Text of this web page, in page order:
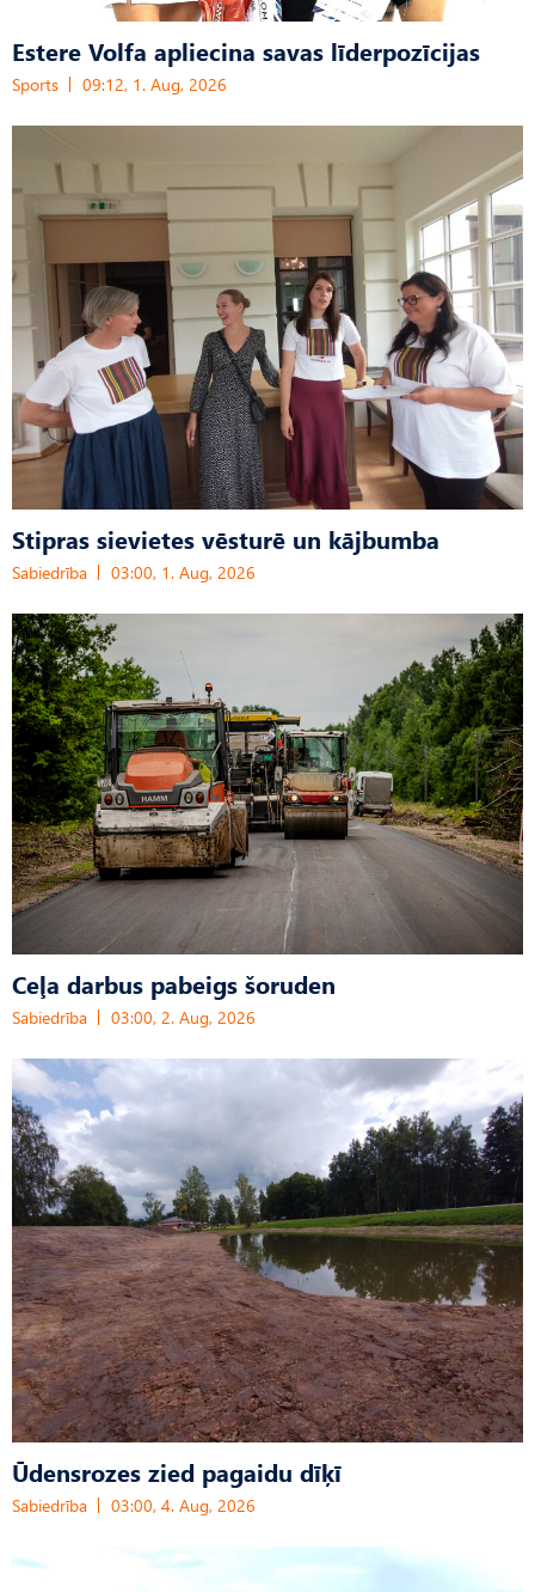
Estere Volfa apliecina savas līderpozīcijas
Sports 09:12, 1. Aug, 2026
Stipras sievietes vēsturē un kājbumba
Sabiedrība 03:00, 1. Aug, 2026
Ceļa darbus pabeigs šoruden
Sabiedrība 03:00, 2. Aug, 2026
Ūdensrozes zied pagaidu dīķī
Sabiedrība 03:00, 4. Aug, 2026